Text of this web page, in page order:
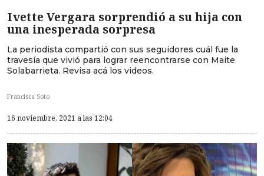
Ivette Vergara sorprendió a su hija con
una inesperada sorpresa
La periodista compartió con sus seguidores cuál fue la
travesía que vivió para lograr reencontrarse con Maite
Solabarrieta. Revisa acá los videos.
Francisca Soto
16 noviembre, 2021 a las 12:04